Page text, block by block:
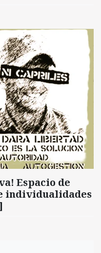
Espacio de
individualidades